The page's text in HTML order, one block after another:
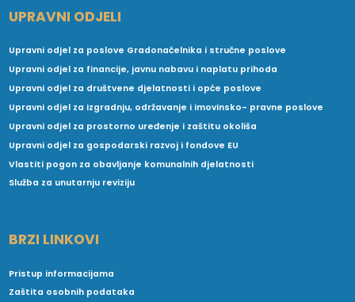
UPRAVNI ODJELI
Upravni odjel za poslove Gradonačelnika i stručne poslove
Upravni odjel za financije, javnu nabavu i naplatu prihoda
Upravni odjel za društvene djelatnosti i opće poslove
Upravni odjel za izgradnju, održavanje i imovinsko- pravne poslove
Upravni odjel za prostorno uređenje i zaštitu okoliša
Upravni odjel za gospodarski razvoj i fondove EU
Vlastiti pogon za obavljanje komunalnih djelatnosti
Služba za unutarnju reviziju
BRZI LINKOVI
Pristup informacijama
Zaštita osobnih podataka